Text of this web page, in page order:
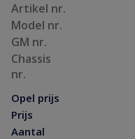
Artikel nr.
Model nr.
GM nr.
Chassis
nr.
Opel prijs
Prijs
Aantal